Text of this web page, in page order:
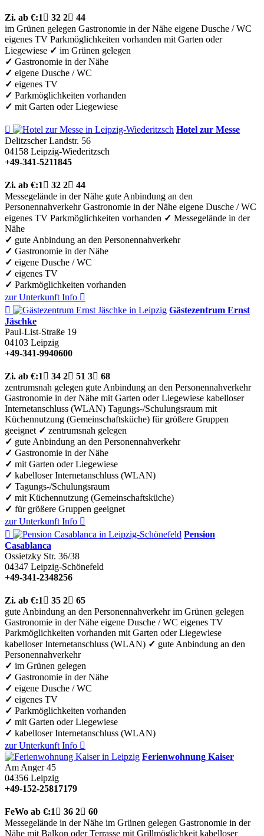
Zi. ab €:1  32 2 44
im Grünen gelegen Gastronomie in der Nähe eigene Dusche / WC
eigenes TV Parkmöglichkeiten vorhanden mit Garten oder
Liegewiese ✓ im Grünen gelegen
✓ Gastronomie in der Nähe
✓ eigene Dusche / WC
✓ eigenes TV
✓ Parkmöglichkeiten vorhanden
✓ mit Garten oder Liegewiese

Hotel zur Messe
Delitzscher Landstr. 56
04158 Leipzig-Wiederitzsch
+49-341-5211845
Zi. ab €:1  32 2 44
Messegelände in der Nähe gute Anbindung an den
Personennahverkehr Gastronomie in der Nähe eigene Dusche / WC
eigenes TV Parkmöglichkeiten vorhanden ✓ Messegelände in der
Nähe
✓ gute Anbindung an den Personennahverkehr
✓ Gastronomie in der Nähe
✓ eigene Dusche / WC
✓ eigenes TV
✓ Parkmöglichkeiten vorhanden
zur Unterkunft Info 

Gästezentrum Ernst
Jäschke
Paul-List-Straße 19
04103 Leipzig
+49-341-9940600
Zi. ab €:1  34 2 51 3 68
zentrumsnah gelegen gute Anbindung an den Personennahverkehr
Gastronomie in der Nähe mit Garten oder Liegewiese kabelloser
Internetanschluss (WLAN) Tagungs-/Schulungsraum mit
Küchennutzung (Gemeinschaftsküche) für größere Gruppen
geeignet ✓ zentrumsnah gelegen
✓ gute Anbindung an den Personennahverkehr
✓ Gastronomie in der Nähe
✓ mit Garten oder Liegewiese
✓ kabelloser Internetanschluss (WLAN)
✓ Tagungs-/Schulungsraum
✓ mit Küchennutzung (Gemeinschaftsküche)
✓ für größere Gruppen geeignet
zur Unterkunft Info 

Pension
Casablanca
Ossietzky Str. 36/38
04347 Leipzig-Schönefeld
+49-341-2348256
Zi. ab €:1  35 2 65
gute Anbindung an den Personennahverkehr im Grünen gelegen
Gastronomie in der Nähe eigene Dusche / WC eigenes TV
Parkmöglichkeiten vorhanden mit Garten oder Liegewiese
kabelloser Internetanschluss (WLAN) ✓ gute Anbindung an den
Personennahverkehr
✓ im Grünen gelegen
✓ Gastronomie in der Nähe
✓ eigene Dusche / WC
✓ eigenes TV
✓ Parkmöglichkeiten vorhanden
✓ mit Garten oder Liegewiese
✓ kabelloser Internetanschluss (WLAN)
zur Unterkunft Info 
Ferienwohnung Kaiser
Am Anger 45
04356 Leipzig
+49-152-25817179
FeWo ab €:1  36 2 60
Messegelände in der Nähe im Grünen gelegen Gastronomie in der
Nähe mit Balkon oder Terrasse mit Grillmöglichkeit kabelloser